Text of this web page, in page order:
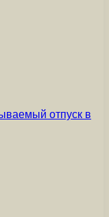
отпуск в